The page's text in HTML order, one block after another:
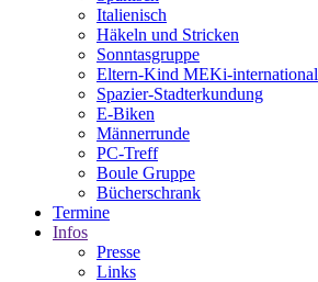
Italienisch
Häkeln und Stricken
Sonntasgruppe
Eltern-Kind MEKi-international
Spazier-Stadterkundung
E-Biken
Männerrunde
PC-Treff
Boule Gruppe
Bücherschrank
Termine
Infos
Presse
Links